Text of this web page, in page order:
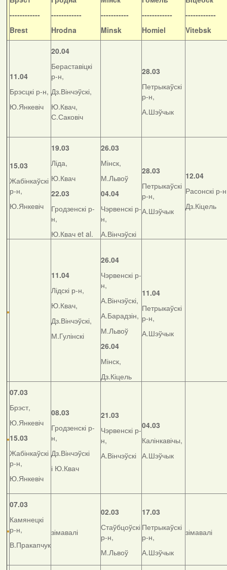
------------
Brest
------------
Hrodna
-----------
Minsk
------------
Homiel
------------
Vitebsk
11.04
Брэсцкі р-н,
Ю.Янкевіч
20.04
Бераставіцкі
р-н,
Дз.Вінчэўскі,
Ю.Квач,
С.Саковіч
28.03
Петрыкаўскі
р-н,
А.Шэўчык
15.03
Жабінкаўскі
р-н,
Ю.Янкевіч
19.03
Ліда,
Ю.Квач
22.03
Гродзенскі р-
н,
Ю.Квач et al.
26.03
Мінск,
М.Львоў
04.04
Чэрвенскі р-
н,
А.Вінчэўскі
28.03
Петрыкаўскі
р-н,
А.Шэўчык
12.04
Расонскі р-
Дз.Кіцель
11.04
Лідскі р-н,
Ю.Квач,
Дз.Вінчэўскі,
М.Гулінскі
26.04
Чэрвенскі р-
н,
А.Вінчэўскі,
А.Барадзін,
М.Львоў
26.04
Мінск,
Дз.Кіцель
11.04
Петрыкаўскі
р-н,
А.Шэўчык
07.03
Брэст,
Ю.Янкевіч
15.03
Жабінкаўскі
р-н,
Ю.Янкевіч
08.03
Гродзенскі р-
н,
Дз.Вінчэўскі
і Ю.Квач
21.03
Чэрвенскі р-
н,
А.Вінчэўскі
04.03
Калінкавічы,
А.Шэўчык
07.03
Камянецкі
р-н,
В.Пракапчук
зімавалі
02.03
Стаўбцоўскі
р-н,
М.Львоў
17.03
Петрыкаўскі
р-н,
А.Шэўчык
зімавалі